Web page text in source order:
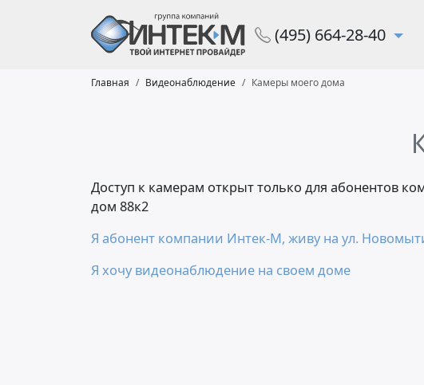
(495) 664-28-40
Главная Видеонаблюдение Камеры моего дома
Доступ к камерам открыт только для абонентов
дом 88к2
Я абонент компании Интек-М, живу на ул.
Я хочу видеонаблюдение на своем доме